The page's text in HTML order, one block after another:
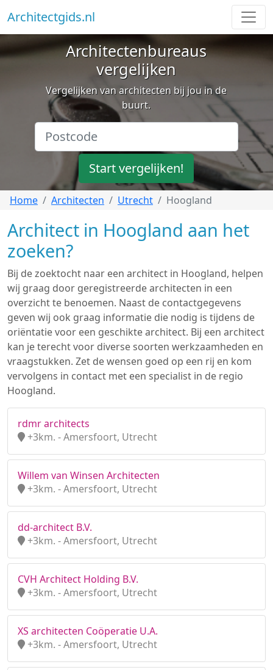
Architectgids.nl
Architectenbureaus
vergelijken
Vergelijken van architecten bij jou in de
buurt.
Start vergelijken!
Home Architecten Utrecht Hoogland
Architect in Hoogland aan het
zoeken?
Bij de zoektocht naar een architect in Hoogland, helpen
wij graag door geregistreerde architecten in een
overzicht te benoemen. Naast de contactgegevens
geven wij ook graag informatie die nodig is tijdens de
oriëntatie voor een geschikte architect. Bij een architect
kan je terecht voor diverse soorten werkzaamheden en
vraagstukken. Zet de wensen goed op een rij en kom
vervolgens in contact met een specialist in de regio
Hoogland.
rdmr architects
+3km. - Amersfoort, Utrecht
Willem van Winsen Architecten
+3km. - Amersfoort, Utrecht
dd-architect B.V.
+3km. - Amersfoort, Utrecht
CVH Architect Holding B.V.
+3km. - Amersfoort, Utrecht
XS architecten Coöperatie U.A.
+3km. - Amersfoort, Utrecht